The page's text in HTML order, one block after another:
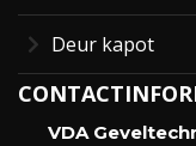
Deur kapot
VDA